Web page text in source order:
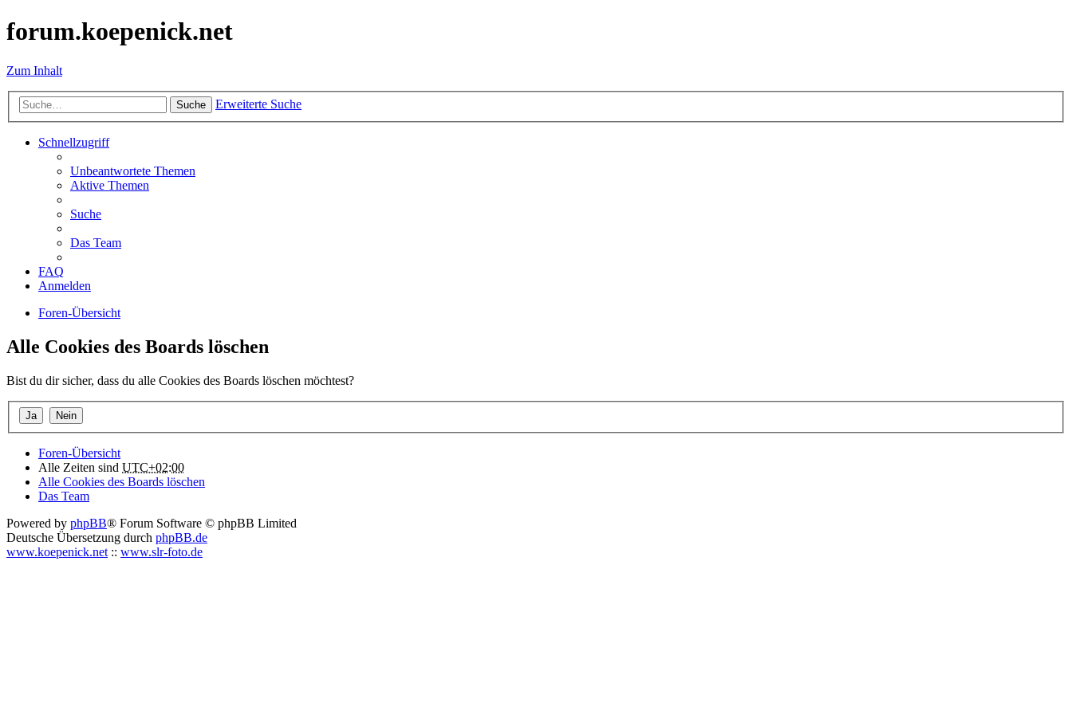
forum.koepenick.net
Zum Inhalt
Suche Erweiterte Suche
Schnellzugriff
Unbeantwortete Themen
Aktive Themen
Suche
Das Team
FAQ
Anmelden
Foren-Übersicht
Alle Cookies des Boards löschen
Bist du dir sicher, dass du alle Cookies des Boards löschen möchtest?
Foren-Übersicht
Alle Zeiten sind UTC+02:00
Alle Cookies des Boards löschen
Das Team
Powered by phpBB® Forum Software © phpBB Limited
Deutsche Übersetzung durch phpBB.de
www.koepenick.net :: www.slr-foto.de